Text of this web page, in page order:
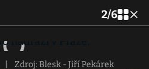
2/6
Zdroj: Blesk - Jiří Pekárek